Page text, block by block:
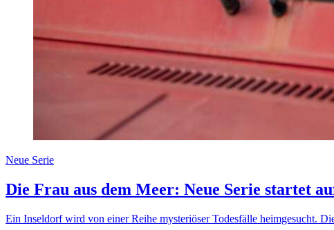
Neue Serie
Die Frau aus dem Meer: Neue Serie startet
Ein Inseldorf wird von einer Reihe mysteriöser Todesfälle heimgesucht.